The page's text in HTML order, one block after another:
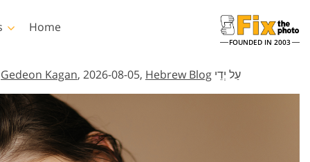
FOUNDED IN 2003
Home
עַל יְדֵי Gedeon Kagan, 2026-08-05, Hebrew Blog